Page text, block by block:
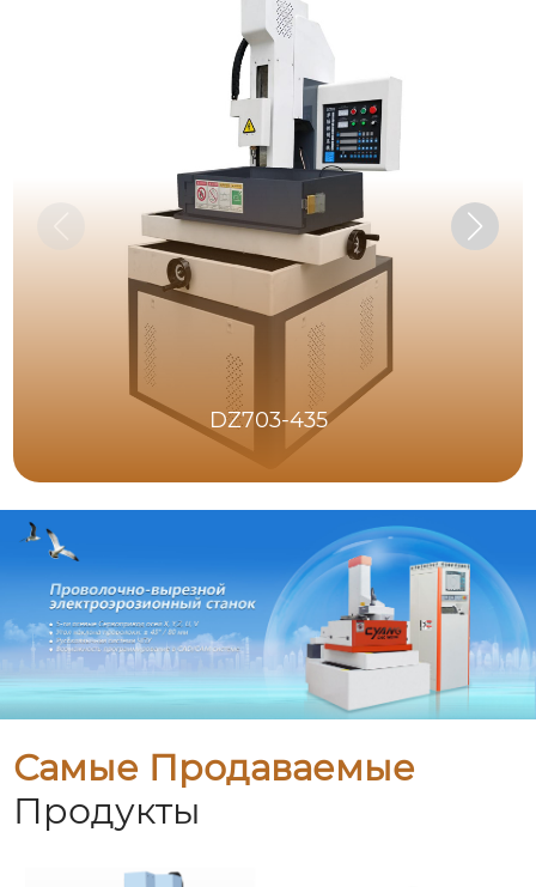
DZ703-435
Самые Продаваемые
Продукты